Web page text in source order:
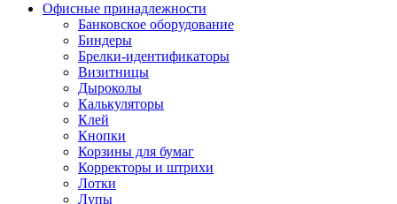
Офисные принадлежности
Банковское оборудование
Биндеры
Брелки-идентификаторы
Визитницы
Дыроколы
Калькуляторы
Клей
Кнопки
Корзины для бумаг
Корректоры и штрихи
Лотки
Лупы